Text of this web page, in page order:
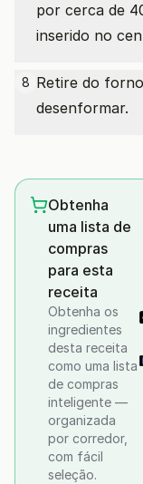
por cerca de
inserido no
8 Retire do
desenformar.
Obtenha
uma lista de
compras
para esta
receita
Obtenha os
ingredientes
desta receita
como uma lista
de compras
inteligente —
organizada
por corredor,
com fácil
seleção.